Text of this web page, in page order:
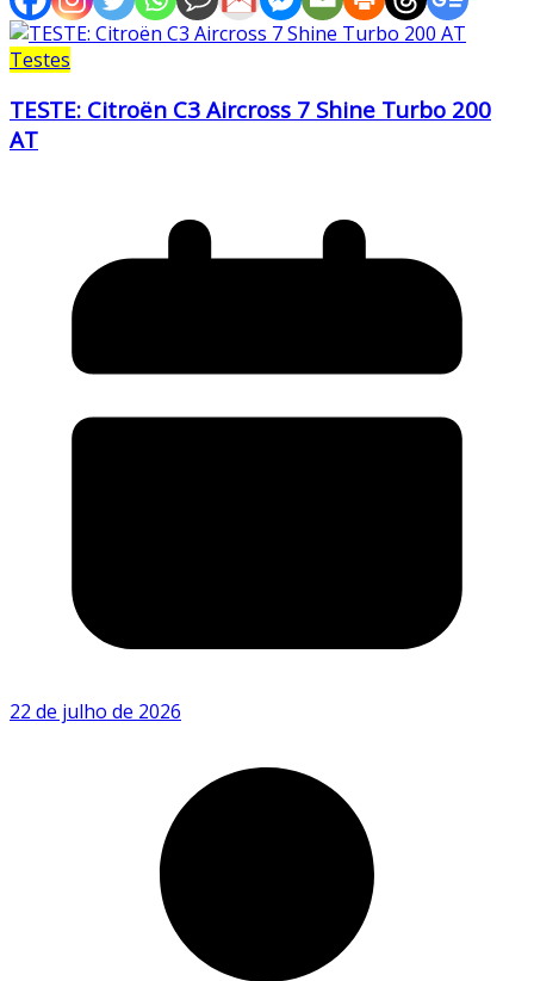
Testes
TESTE: Citroën C3 Aircross 7 Shine Turbo 200
AT
22 de julho de 2026